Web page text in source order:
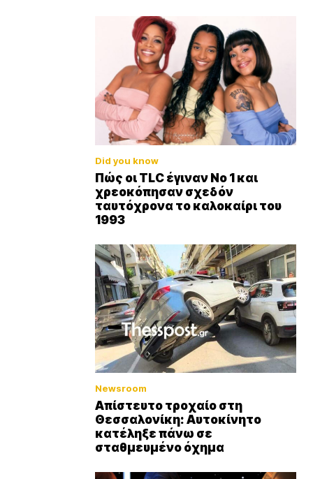
Did you know
Πώς οι TLC έγιναν Νο 1 και
χρεοκόπησαν σχεδόν
ταυτόχρονα το καλοκαίρι του
1993
Newsroom
Απίστευτο τροχαίο στη
Θεσσαλονίκη: Αυτοκίνητο
κατέληξε πάνω σε
σταθμευμένο όχημα